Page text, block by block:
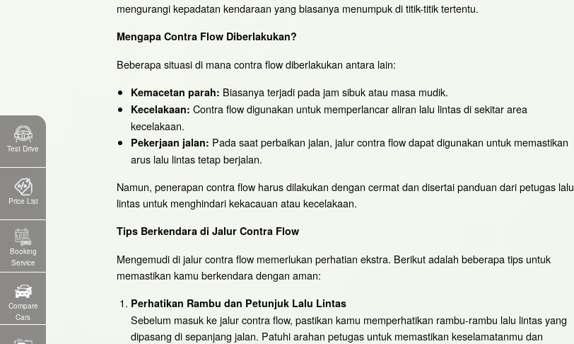
Test Drive
Price List
Booking
Service
Compare
Cars
mengurangi kepadatan kendaraan yang biasanya menumpuk di titik-titik tertentu.
Mengapa Contra Flow Diberlakukan?
Beberapa situasi di mana contra flow diberlakukan antara lain:
Kemacetan parah: Biasanya terjadi pada jam sibuk atau masa mudik.
Kecelakaan: Contra flow digunakan untuk memperlancar aliran lalu lintas di sekitar area
kecelakaan.
Pekerjaan jalan: Pada saat perbaikan jalan, jalur contra flow dapat digunakan untuk memastikan
arus lalu lintas tetap berjalan.
Namun, penerapan contra flow harus dilakukan dengan cermat dan disertai panduan dari petugas lalu
lintas untuk menghindari kekacauan atau kecelakaan.
Tips Berkendara di Jalur Contra Flow
Mengemudi di jalur contra flow memerlukan perhatian ekstra. Berikut adalah beberapa tips untuk
memastikan kamu berkendara dengan aman:
Perhatikan Rambu dan Petunjuk Lalu Lintas
Sebelum masuk ke jalur contra flow, pastikan kamu memperhatikan rambu-rambu lalu lintas yang
dipasang di sepanjang jalan. Patuhi arahan petugas untuk memastikan keselamatanmu dan